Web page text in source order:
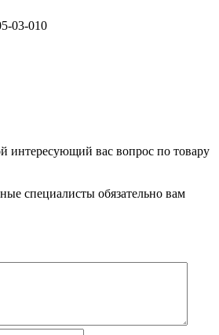
03-010
интересующий вас вопрос по товару
специалисты обязательно вам